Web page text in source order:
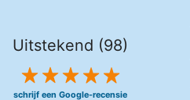
Uitstekend (98)
schrijf een Google-recensie